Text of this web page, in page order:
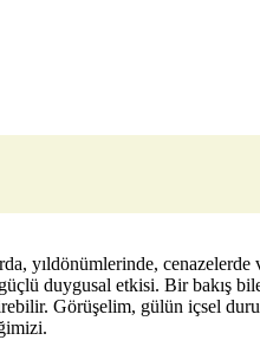
yıldönümlerinde,
duygusal etkisi. Bir bakış
Görüşelim, gülün içsel